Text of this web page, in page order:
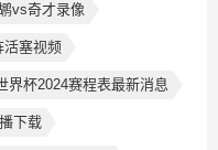
vs奇才录像
活塞视频
界杯2024赛程表最新消息
下载